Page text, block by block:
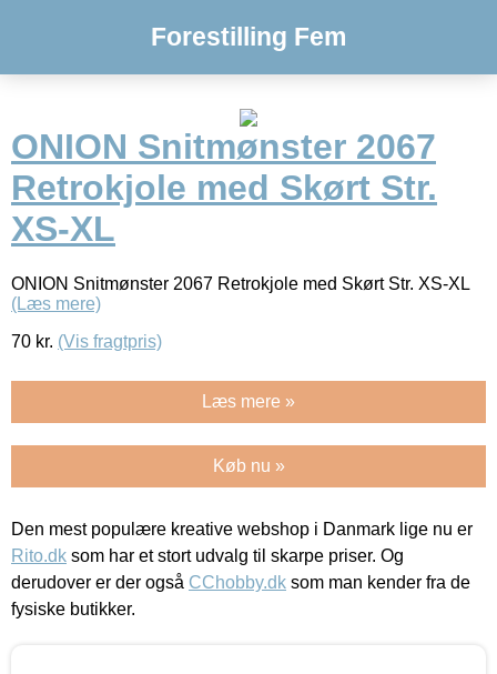
Forestilling Fem
ONION Snitmønster 2067
Retrokjole med Skørt Str.
XS-XL
ONION Snitmønster 2067 Retrokjole med Skørt Str. XS-XL
(Læs mere)
70 kr. (Vis fragtpris)
Læs mere »
Køb nu »
Den mest populære kreative webshop i Danmark lige nu er
Rito.dk som har et stort udvalg til skarpe priser. Og
derudover er der også CChobby.dk som man kender fra de
fysiske butikker.